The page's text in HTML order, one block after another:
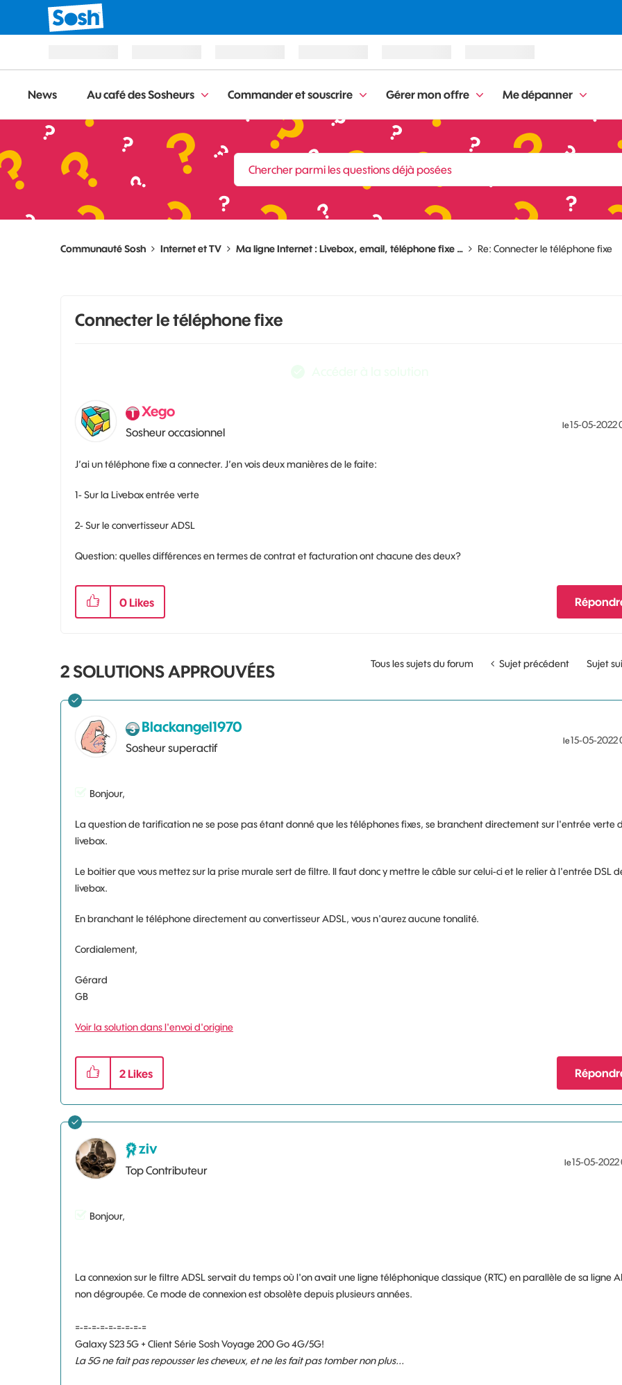
News Au café des Sosheurs Commander et souscrire Gérer mon offre Me dépanner
Communauté Sosh Internet et TV Ma ligne Internet : Livebox, email, téléphone fixe … Re: Connecter le téléphone fixe
Connecter le téléphone fixe
Xego
Sosheur occasionnel
le‎15-05-2022
J’ai un téléphone fixe a connecter. J’en vois deux manières de le faite:
1- Sur la Livebox entrée verte
2- Sur le convertisseur ADSL
Question: quelles différences en termes de contrat et facturation ont chacune des deux?
0 Likes
Tous les sujets du forum Sujet précédent Sujet
2 SOLUTIONS APPROUVÉES
Blackangel1970
Sosheur superactif
le‎15-05-2022
Bonjour,
La question de tarification ne se pose pas étant donné que les téléphones fixes, se branchent directement sur l'entrée verte
livebox.
Le boitier que vous mettez sur la prise murale sert de filtre. Il faut donc y mettre le câble sur celui-ci et le relier à l'entrée DSL
livebox.
En branchant le téléphone directement au convertisseur ADSL, vous n'aurez aucune tonalité.
Cordialement,
Gérard
GB
Voir la solution dans l'envoi d'origine
2 Likes
ziv
Top Contributeur
le‎15-05-2022
Bonjour,
La connexion sur le filtre ADSL servait du temps où l'on avait une ligne téléphonique classique (RTC) en parallèle de sa ligne
non dégroupée. Ce mode de connexion est obsolète depuis plusieurs années.
=-=-=-=-=-=-=-=-=
Galaxy S23 5G + Client Série Sosh Voyage 200 Go 4G/5G!
La 5G ne fait pas repousser les cheveux, et ne les fait pas tomber non plus...